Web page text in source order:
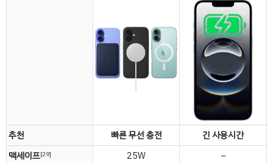
추천 빠른 무선 충전
긴 사용시간
맥세이프[29] 25W –